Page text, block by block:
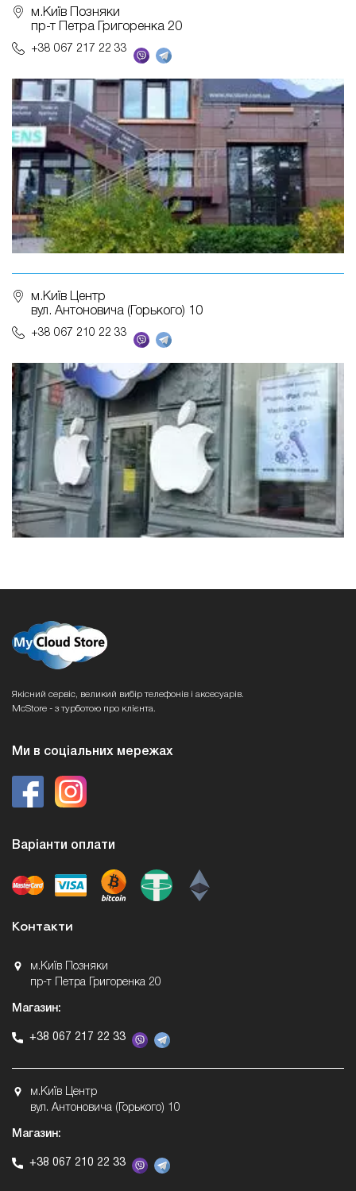
м.Київ Позняки
пр-т Петра Григоренка 20
+38 067 217 22 33
м.Київ Центр
вул. Антоновича (Горького) 10
+38 067 210 22 33
Якісний сервіс, великий вибір телефонів і аксесуарів.
McStore - з турботою про клієнта.
Ми в соціальних мережах
Варіанти оплати
Контакти
м.Київ Позняки
пр-т Петра Григоренка 20
Магазин:
+38 067 217 22 33
м.Київ Центр
вул. Антоновича (Горького) 10
Магазин:
+38 067 210 22 33